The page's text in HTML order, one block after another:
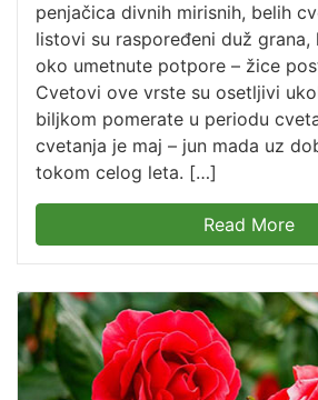
penjačica divnih mirisnih, belih
listovi su raspoređeni duž grana,
oko umetnute potpore – žice
Cvetovi ove vrste su osetljivi
biljkom pomerate u periodu
cvetanja je maj – jun mada uz
tokom celog leta. […]
Read More